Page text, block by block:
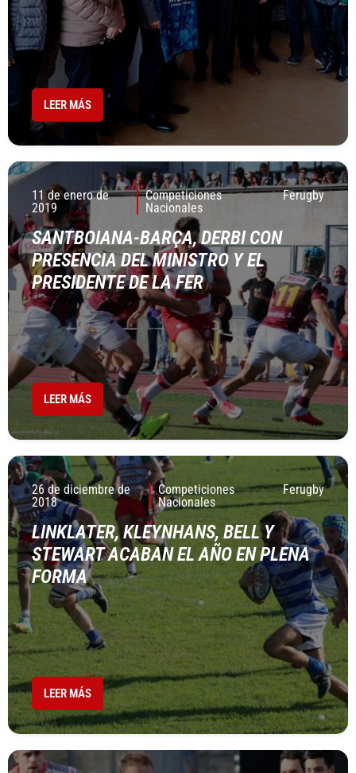
LEER MÁS
11 de enero de
2019
Competiciones
Nacionales
Ferugby
SANTBOIANA-BARÇA, DERBI CON
PRESENCIA DEL MINISTRO Y EL
PRESIDENTE DE LA FER
LEER MÁS
26 de diciembre de
2018
Competiciones
Nacionales
Ferugby
LINKLATER, KLEYNHANS, BELL Y
STEWART ACABAN EL AÑO EN PLENA
FORMA
LEER MÁS